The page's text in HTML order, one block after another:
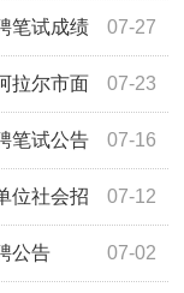
人员公告 07-27
笔试成绩
07-23
拉尔市面
面试工作有关事
07-16
笔试公告
07-12
位社会招
07-02
公告